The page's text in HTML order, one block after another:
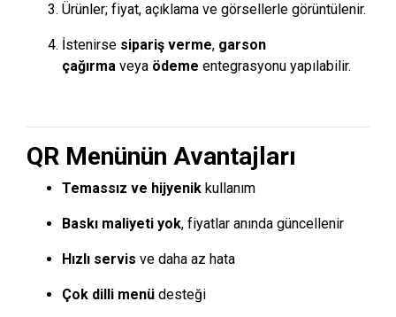
Ürünler; fiyat, açıklama ve görsellerle görüntülenir.
İstenirse sipariş verme, garson
çağırma veya ödeme entegrasyonu yapılabilir.
QR Menünün Avantajları
Temassız ve hijyenik kullanım
Baskı maliyeti yok, fiyatlar anında güncellenir
Hızlı servis ve daha az hata
Çok dilli menü desteği